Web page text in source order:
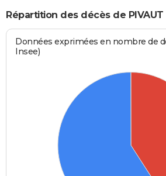
Répartition des décès de PIVAUT
Données exprimées en nombre de
Insee)